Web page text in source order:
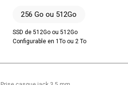
256 Go ou 512Go
SSD de 512Go ou 512Go
Configurable en 1To ou 2 To